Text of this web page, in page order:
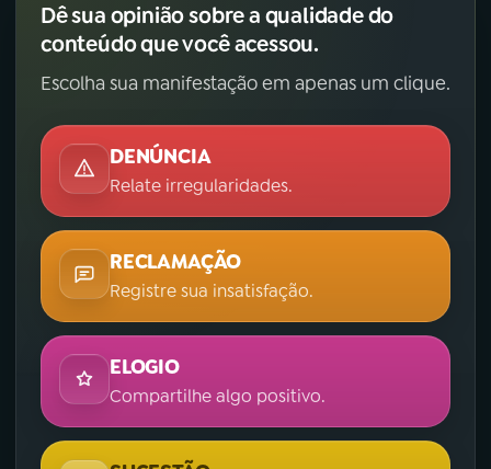
Dê sua opinião sobre a qualidade do
conteúdo que você acessou.
Escolha sua manifestação em apenas um clique.
DENÚNCIA
Relate irregularidades.
RECLAMAÇÃO
Registre sua insatisfação.
ELOGIO
Compartilhe algo positivo.